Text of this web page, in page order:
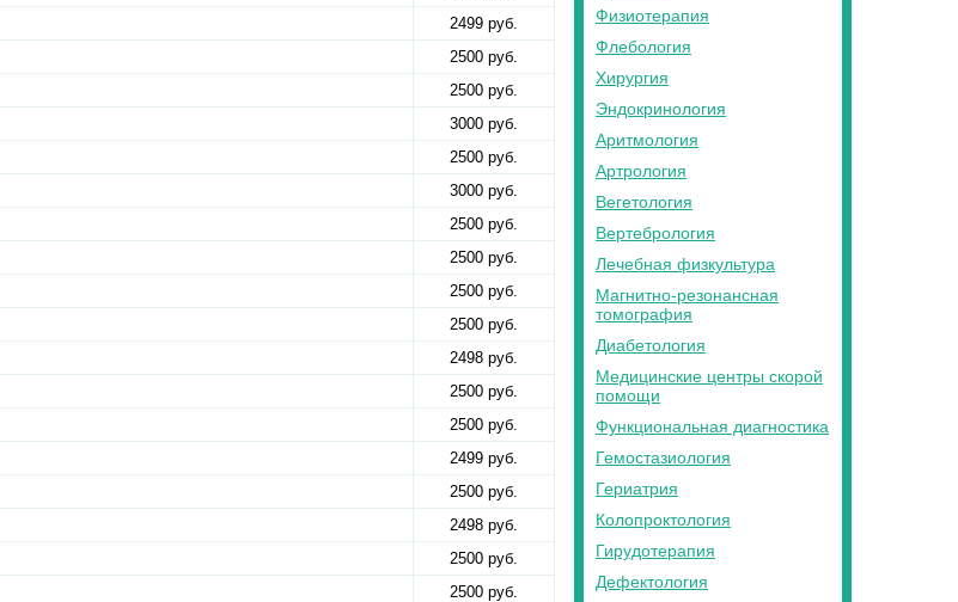
2499 руб.
2500 руб.
2500 руб.
3000 руб.
2500 руб.
3000 руб.
2500 руб.
2500 руб.
2500 руб.
2500 руб.
2498 руб.
2500 руб.
2500 руб.
2499 руб.
2500 руб.
2498 руб.
2500 руб.
2500 руб.
Физиотерапия
Флебология
Хирургия
Эндокринология
Аритмология
Артрология
Вегетология
Вертебрология
Лечебная физкультура
Магнитно-резонансная
томография
Диабетология
Медицинские центры скорой
помощи
Функциональная диагностика
Гемостазиология
Гериатрия
Колопроктология
Гирудотерапия
Дефектология